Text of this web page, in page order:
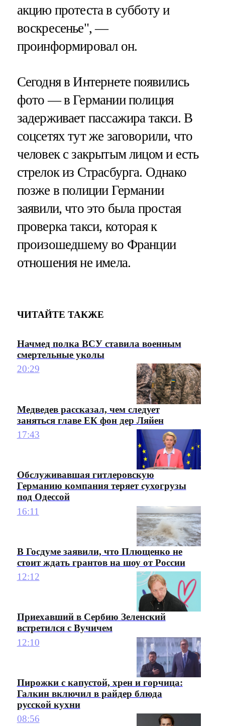
акцию протеста в субботу и
воскресенье", —
проинформировал он.
Сегодня в Интернете появились
фото — в Германии полиция
задерживает пассажира такси. В
соцсетях тут же заговорили, что
человек с закрытым лицом и есть
стрелок из Страсбурга. Однако
позже в полиции Германии
заявили, что это была простая
проверка такси, которая к
произошедшему во Франции
отношения не имела.
ЧИТАЙТЕ ТАКЖЕ
Начмед полка ВСУ ставила военным
смертельные уколы
20:29
Медведев рассказал, чем следует
заняться главе ЕК фон дер Ляйен
17:43
Обслуживавшая гитлеровскую
Германию компания теряет сухогрузы
под Одессой
16:11
В Госдуме заявили, что Плющенко не
стоит ждать грантов на шоу от России
12:12
Приехавший в Сербию Зеленский
встретился с Вучичем
12:10
Пирожки с капустой, хрен и горчица:
Галкин включил в райдер блюда
русской кухни
08:56